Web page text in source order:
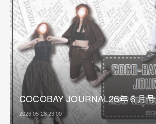
COCOBAY JOURNAL26年６月号
2026.05.28 23:00